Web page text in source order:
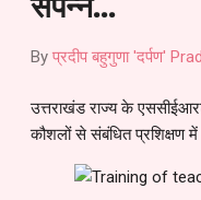
By प्रदीप बहुगुणा 'दर्पण'
उत्तराखंड राज्य के
कौशलों से संबंधित प्रशिक्षण में